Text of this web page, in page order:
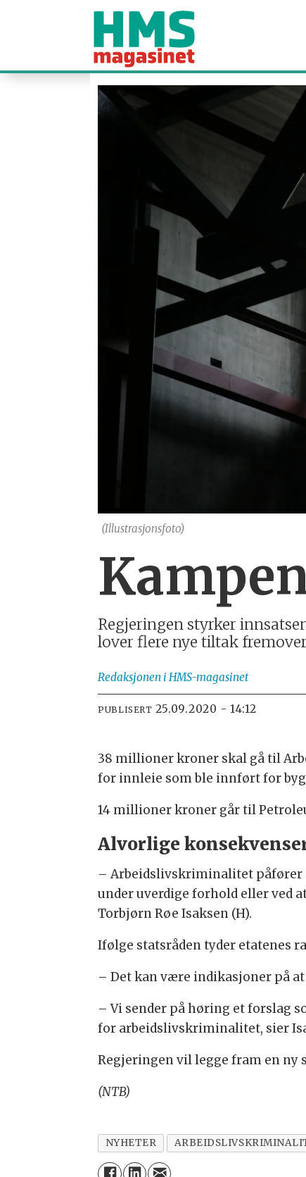
(Illustrasjonsfoto)
Regjeringen styrker
lover flere nye tiltak
Redaksjonen i HMS-magasinet
PUBLISERT 25.09.2020 - 14:12
38 millioner kroner skal gå til
for innleie som ble innført for
14 millioner kroner går til
Alvorlige
– Arbeidslivskriminalitet påfører
under uverdige forhold eller ved
Torbjørn Røe Isaksen (H).
Ifølge statsråden tyder etatenes
– Det kan være indikasjoner på
– Vi sender på høring et forslag
for arbeidslivskriminalitet, sier
Regjeringen vil legge fram en
(NTB)
NYHETER